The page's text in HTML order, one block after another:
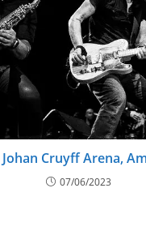
Johan Cruyff Arena,
07/06/2023